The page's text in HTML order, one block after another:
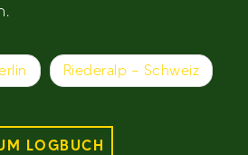
Riederalp – Schweiz
LOGBUCH